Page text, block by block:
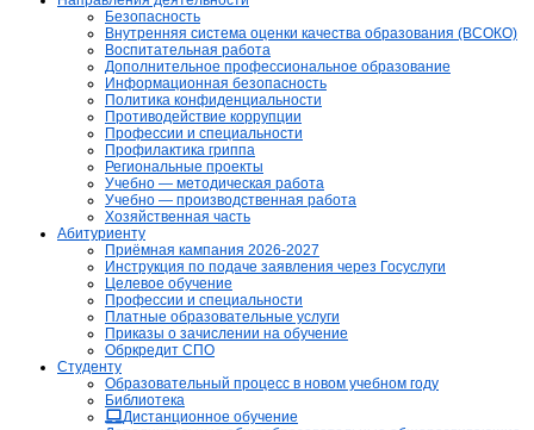
Безопасность
Внутренняя система оценки качества образования (ВСОКО)
Воспитательная работа
Дополнительное профессиональное образование
Информационная безопасность
Политика конфиденциальности
Противодействие коррупции
Профессии и специальности
Профилактика гриппа
Региональные проекты
Учебно — методическая работа
Учебно — производственная работа
Хозяйственная часть
Абитуриенту
Приёмная кампания 2026-2027
Инструкция по подаче заявления через Госуслуги
Целевое обучение
Профессии и специальности
Платные образовательные услуги
Приказы о зачислении на обучение
Обркредит СПО
Студенту
Образовательный процесс в новом учебном году
Библиотека
Дистанционное обучение